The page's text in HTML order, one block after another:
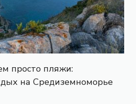
просто пляжи:
на Средиземноморье